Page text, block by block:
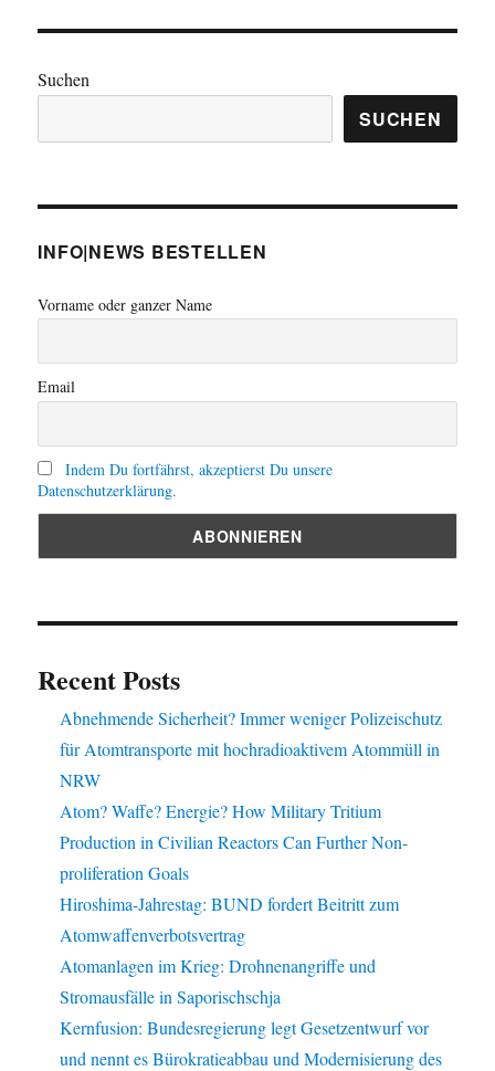
Suchen
SUCHEN
INFO|NEWS BESTELLEN
Vorname oder ganzer Name
Email
Indem Du fortfährst, akzeptierst Du unsere
Datenschutzerklärung.
Recent Posts
Abnehmende Sicherheit? Immer weniger Polizeischutz
für Atomtransporte mit hochradioaktivem Atommüll in
NRW
Atom? Waffe? Energie? How Military Tritium
Production in Civilian Reactors Can Further Non-
proliferation Goals
Hiroshima-Jahrestag: BUND fordert Beitritt zum
Atomwaffenverbotsvertrag
Atomanlagen im Krieg: Drohnenangriffe und
Stromausfälle in Saporischschja
Kernfusion: Bundesregierung legt Gesetzentwurf vor
und nennt es Bürokratieabbau und Modernisierung des